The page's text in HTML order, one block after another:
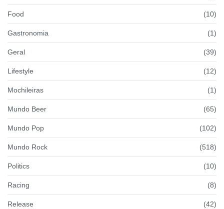
Food (10)
Gastronomia (1)
Geral (39)
Lifestyle (12)
Mochileiras (1)
Mundo Beer (65)
Mundo Pop (102)
Mundo Rock (518)
Politics (10)
Racing (8)
Release (42)